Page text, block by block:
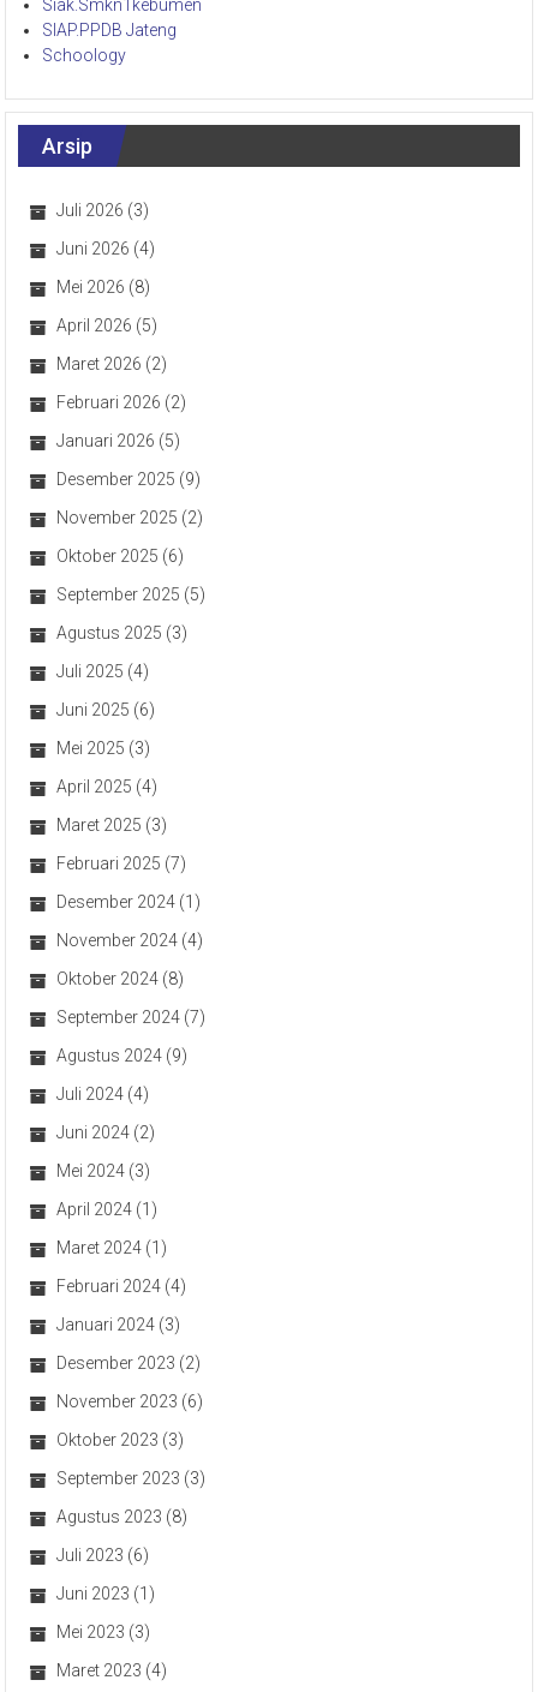
Siak.Smkn1kebumen
SIAP.PPDB Jateng
Schoology
Arsip
Juli 2026 (3)
Juni 2026 (4)
Mei 2026 (8)
April 2026 (5)
Maret 2026 (2)
Februari 2026 (2)
Januari 2026 (5)
Desember 2025 (9)
November 2025 (2)
Oktober 2025 (6)
September 2025 (5)
Agustus 2025 (3)
Juli 2025 (4)
Juni 2025 (6)
Mei 2025 (3)
April 2025 (4)
Maret 2025 (3)
Februari 2025 (7)
Desember 2024 (1)
November 2024 (4)
Oktober 2024 (8)
September 2024 (7)
Agustus 2024 (9)
Juli 2024 (4)
Juni 2024 (2)
Mei 2024 (3)
April 2024 (1)
Maret 2024 (1)
Februari 2024 (4)
Januari 2024 (3)
Desember 2023 (2)
November 2023 (6)
Oktober 2023 (3)
September 2023 (3)
Agustus 2023 (8)
Juli 2023 (6)
Juni 2023 (1)
Mei 2023 (3)
Maret 2023 (4)